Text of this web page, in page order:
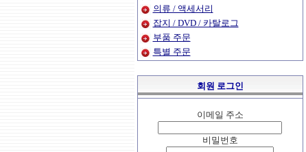
의류 / 액세서리
잡지 / DVD / 카탈로그
부품 주문
특별 주문
회원 로그인
이메일 주소
비밀번호